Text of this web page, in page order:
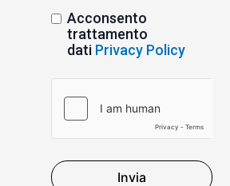
Acconsento
trattamento
dati Privacy Policy
Invia